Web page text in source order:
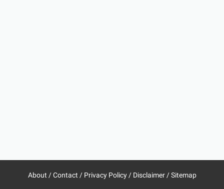
About /Contact / Privacy Policy/ Disclaimer/Sitemap